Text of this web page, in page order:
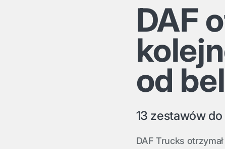
DAF
od
13 zestawów
DAF Trucks